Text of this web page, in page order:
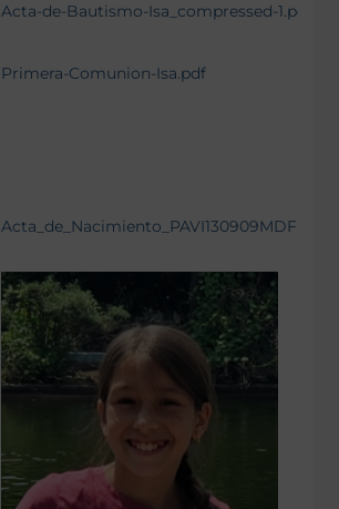
Acta-de-Bautismo-Isa_compressed-1.pdf
Primera-Comunion-Isa.pdf